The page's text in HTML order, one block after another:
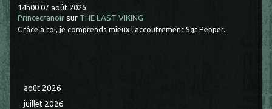
14h00 07 août 2026
Princecranoir sur THE LAST VIKING
Grâce à toi, je comprends mieux l'accoutrement Sgt Pepper...
août 2026
juillet 2026